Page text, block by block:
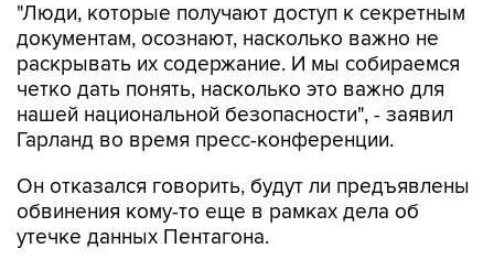
"Люди, которые получают доступ к секретным
документам, осознают, насколько важно не
раскрывать их содержание. И мы собираемся
четко дать понять, насколько это важно для
нашей национальной безопасности", - заявил
Гарланд во время пресс-конференции.
Он отказался говорить, будут ли предъявлены
обвинения кому-то еще в рамках дела об
утечке данных Пентагона.